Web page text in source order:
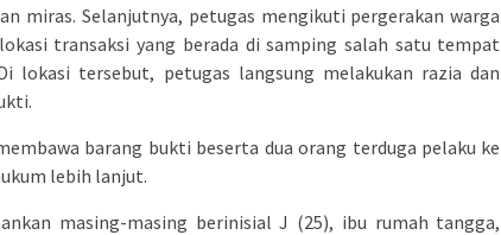
miras. Selanjutnya, petugas mengikuti pergerakan warga
transaksi yang berada di samping salah satu tempat
lokasi tersebut, petugas langsung melakukan razia dan
barang bukti beserta dua orang terduga pelaku ke
lebih lanjut.
masing-masing berinisial J (25), ibu rumah tangga,